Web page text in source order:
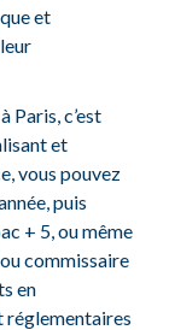
et
Paris, c’est
et
vous pouvez
puis
+ 5, ou même
commissaire
en
réglementaires